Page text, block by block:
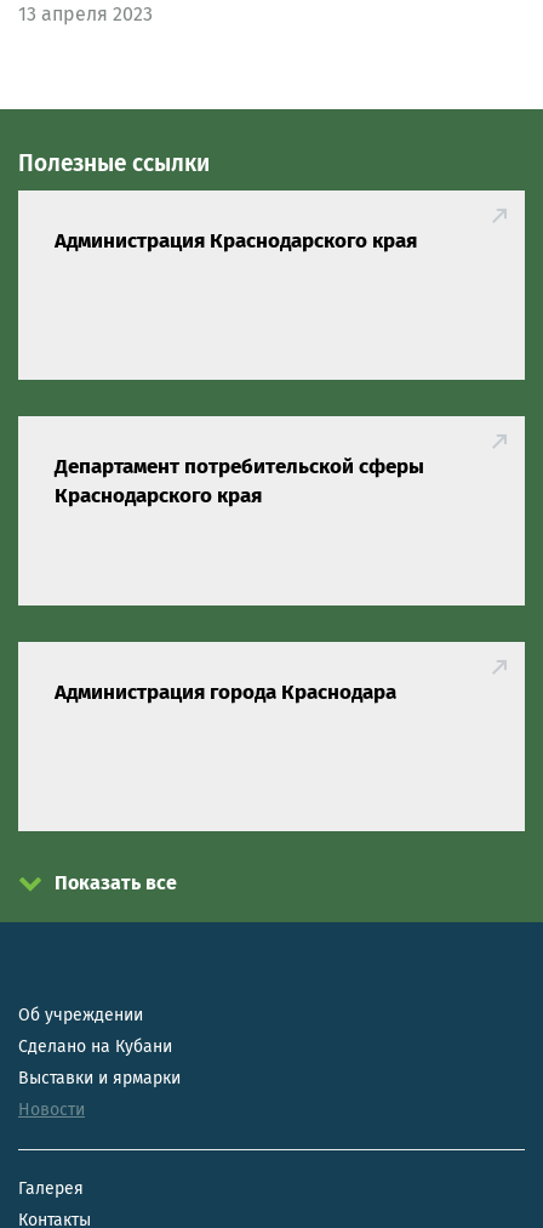
13 апреля 2023
Полезные ссылки
Администрация Краснодарского края
Департамент потребительской сферы
Краснодарского края
Администрация города Краснодара
Показать все
Об учреждении
Сделано на Кубани
Выставки и ярмарки
Новости
Галерея
Контакты